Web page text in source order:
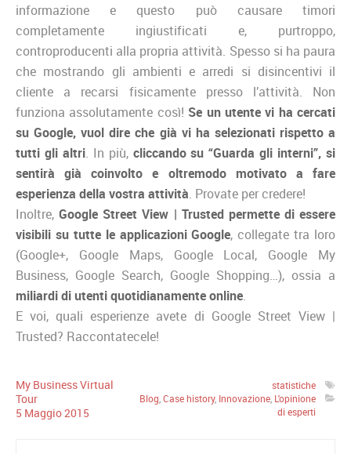
informazione e questo può causare timori
completamente ingiustificati e, purtroppo,
controproducenti alla propria attività. Spesso si ha paura
che mostrando gli ambienti e arredi si disincentivi il
cliente a recarsi fisicamente presso l’attività. Non
funziona assolutamente così! Se un utente vi ha cercati
su Google, vuol dire che già vi ha selezionati rispetto a
tutti gli altri. In più, cliccando su “Guarda gli interni”, si
sentirà già coinvolto e oltremodo motivato a fare
esperienza della vostra attività. Provate per credere!
Inoltre,Google Street View | Trusted permette di essere
visibili su tutte le applicazioni Google, collegate tra loro
(Google+, Google Maps, Google Local, Google My
Business, Google Search, Google Shopping…), ossia a
miliardi di utenti quotidianamente online.
E voi, quali esperienze avete di Google Street View |
Trusted? Raccontatecele!
My Business Virtual
Tour
5 Maggio2015
statistiche
Blog Case history, Innovazione L'opinione
di esperti